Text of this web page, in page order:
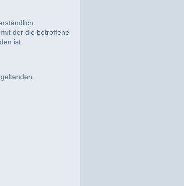
der die betroffene
ist.